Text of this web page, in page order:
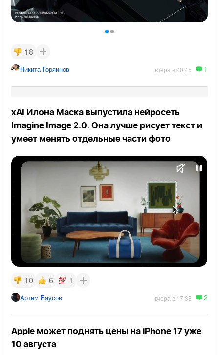
18
Никита Горяинов вчера в 20:45 1
xAI Илона Маска выпустила нейросеть
Imagine Image 2.0. Она лучше рисует текст и
умеет менять отдельные части фото
10 6 1
Артём Баусов вчера в 17:38 2
Apple может поднять цены на iPhone 17 уже
10 августа